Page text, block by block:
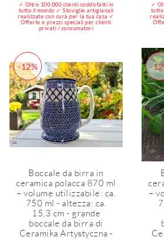
✓ Oltre 100.000 clienti soddisfatti in
tutto il mondo ✓ Stoviglie artigianali
realizzate con cura per la tua casa ✓
Offerte e prezzi speciali per clienti
privati / consumatori
✓
tutto
-12%
Boccale da birra in
ceramica polacca 870 ml
– volume utilizzabile: ca.
750 ml - altezza: ca.
15,3 cm - grande
boccale da birra di
Ceramika Artystyczna -
-
–